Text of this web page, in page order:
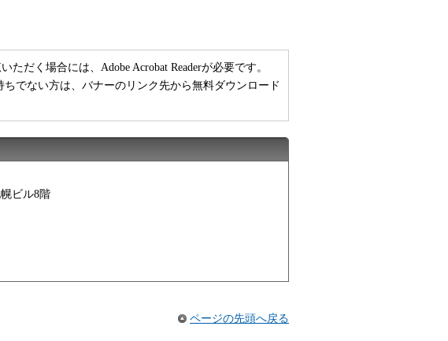
ただく場合には、Adobe Acrobat Readerが必要です。
ちでない方は、バナーのリンク先から無料ダウンロード
ビル8階
ページの先頭へ戻る